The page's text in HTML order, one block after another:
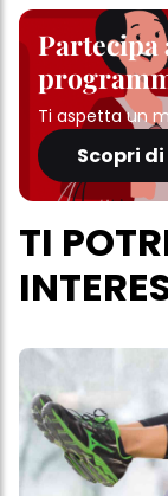
Partecipa
Ti aspetta un
Scopri
TI